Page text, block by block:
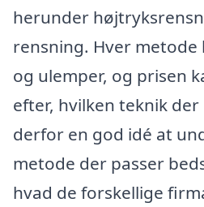
herunder
rensning. Hver metode
og ulemper, og prisen
efter, hvilken teknik
derfor en god idé at
metode der passer
hvad de forskellige